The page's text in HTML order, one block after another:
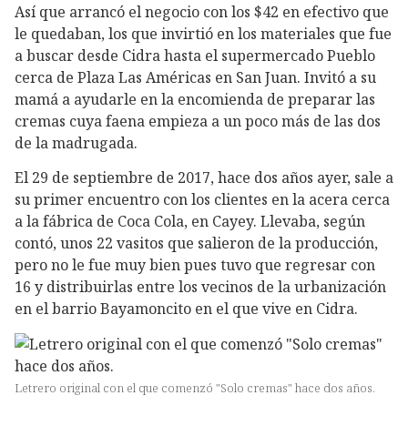
Así que arrancó el negocio con los $42 en efectivo que
le quedaban, los que invirtió en los materiales que fue
a buscar desde Cidra hasta el supermercado Pueblo
cerca de Plaza Las Américas en San Juan. Invitó a su
mamá a ayudarle en la encomienda de preparar las
cremas cuya faena empieza a un poco más de las dos
de la madrugada.
El 29 de septiembre de 2017, hace dos años ayer, sale a
su primer encuentro con los clientes en la acera cerca
a la fábrica de Coca Cola, en Cayey. Llevaba, según
contó, unos 22 vasitos que salieron de la producción,
pero no le fue muy bien pues tuvo que regresar con
16 y distribuirlas entre los vecinos de la urbanización
en el barrio Bayamoncito en el que vive en Cidra.
Letrero original con el que comenzó "Solo cremas" hace dos años.